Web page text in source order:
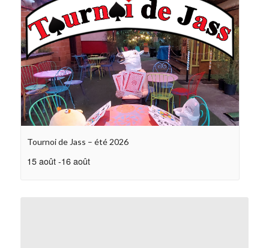
Tournoi de Jass – été 2026
15 août -16 août